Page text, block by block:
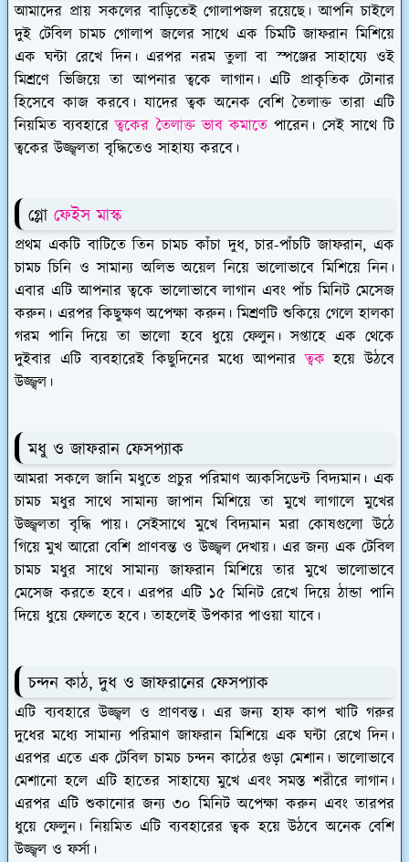
আমাদের প্রায় সকলের বাড়িতেই গোলাপজল রয়েছে। আপনি চাইলে
দুই টেবিল চামচ গোলাপ জলের সাথে এক চিমটি জাফরান মিশিয়ে
এক ঘন্টা রেখে দিন। এরপর নরম তুলা বা স্পঞ্জের সাহায্যে ওই
মিশ্রণে ভিজিয়ে তা আপনার ত্বকে লাগান। এটি প্রাকৃতিক টোনার
হিসেবে কাজ করবে। যাদের ত্বক অনেক বেশি তৈলাক্ত তারা এটি
নিয়মিত ব্যবহারেত্বকের তৈলাক্ত ভাব কমাতেপারেন। সেই সাথে টি
ত্বকের উজ্জ্বলতা বৃদ্ধিতেও সাহায্য করবে।
গ্লো ফেইস মাস্ক
প্রথম একটি বাটিতে তিন চামচ কাঁচা দুধ, চার-পাঁচটি জাফরান, এক
চামচ চিনি ও সামান্য অলিভ অয়েল নিয়ে ভালোভাবে মিশিয়ে নিন।
এবার এটি আপনার ত্বকে ভালোভাবে লাগান এবং পাঁচ মিনিট মেসেজ
করুন। এরপর কিছুক্ষণ অপেক্ষা করুন। মিশ্রণটি শুকিয়ে গেলে হালকা
গরম পানি দিয়ে তা ভালো হবে ধুয়ে ফেলুন। সপ্তাহে এক থেকে
দুইবার এটি ব্যবহারেই কিছুদিনের মধ্যে আপনারত্বকহয়ে উঠবে
উজ্জ্বল।
মধু ও জাফরান ফেসপ্যাক
আমরা সকলে জানি মধুতে প্রচুর পরিমাণ অ্যকসিডেন্ট বিদ্যমান। এক
চামচ মধুর সাথে সামান্য জাপান মিশিয়ে তা মুখে লাগালে মুখের
উজ্জ্বলতা বৃদ্ধি পায়। সেইসাথে মুখে বিদ্যমান মরা কোষগুলো উঠে
গিয়ে মুখ আরো বেশি প্রাণবন্ত ও উজ্জ্বল দেখায়। এর জন্য এক টেবিল
চামচ মধুর সাথে সামান্য জাফরান মিশিয়ে তার মুখে ভালোভাবে
মেসেজ করতে হবে। এরপর এটি ১৫ মিনিট রেখে দিয়ে ঠান্ডা পানি
দিয়ে ধুয়ে ফেলতে হবে। তাহলেই উপকার পাওয়া যাবে।
চন্দন কাঠ, দুধ ও জাফরানের ফেসপ্যাক
এটি ব্যবহারে উজ্জ্বল ও প্রাণবন্ত। এর জন্য হাফ কাপ খাটি গরুর
দুধের মধ্যে সামান্য পরিমাণ জাফরান মিশিয়ে এক ঘন্টা রেখে দিন।
এরপর এতে এক টেবিল চামচ চন্দন কাঠের গুড়া মেশান। ভালোভাবে
মেশানো হলে এটি হাতের সাহায্যে মুখে এবং সমস্ত শরীরে লাগান।
এরপর এটি শুকানোর জন্য ৩০ মিনিট অপেক্ষা করুন এবং তারপর
ধুয়ে ফেলুন। নিয়মিত এটি ব্যবহারের ত্বক হয়ে উঠবে অনেক বেশি
উজ্জ্বল ও ফর্সা।